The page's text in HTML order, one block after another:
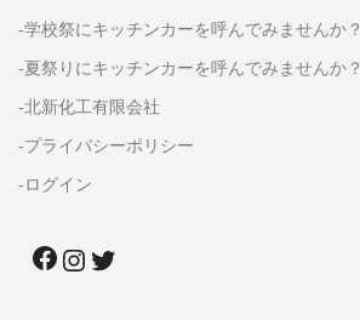
-学校祭にキッチンカーを呼んでみませんか？
-夏祭りにキッチンカーを呼んでみませんか？
-北新化工有限会社
-プライバシーポリシー
-ログイン